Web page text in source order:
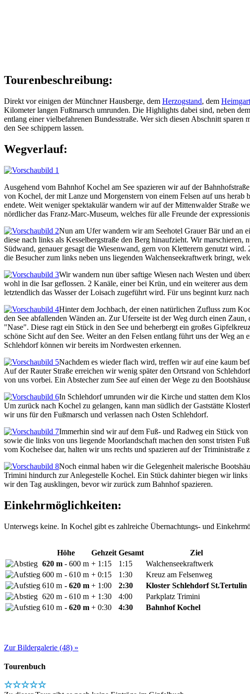
Tourenbeschreibung:
Direkt vor einigen der Münchner Hausberge, dem Herzogstand, dem
Kilometer langen Fußmarsch umrunden. Die Highlights dabei sind, neben
entlang einer vielbefahrenen Bundesstraße. Wer sich diesen Abschnitt
den See schippern lassen.
Wegverlauf:
Ausgehend vom Bahnhof Kochel am See spazieren wir auf der
von Kochel, der mit Lanze und Morgenstern von einem Felsen auf uns
endete. Weit weniger spektakulär wandern wir auf der Mittenwalder Straße
nördlicher das Franz-Marc-Museum, welches für alle Freunde der
Nun am Ufer wandern wir am Seehotel Grauer Bär und an
diese nach links als Kesselbergstraße den Berg hinaufzieht. Wir
Südwand, genauer gesagt die Wiesenwand, gern von Kletterern genutzt
die Besucher zum links neben uns liegenden Walchenseekraftwerk bringt,
Wir wandern nun über saftige Wiesen nach Westen und
wohl in die Isar geflossen. 2 Kanäle, einer bei Krün, und ein weiterer aus
letztendlich das Wasser der Loisach zugeführt wird. Für uns beginnt kurz
Hinter dem Jochbach, der einen natürlichen Zufluss zum
den See abfallenden Wänden an. Zur Uferseite ist der Weg durch einen
"Nase". Diese ragt ein Stück in den See und beherbergt ein großes
schöne Sicht auf den See. Weiter an den Felsen entlang führt uns der Weg
Schlehdorf können wir bereits im Nordwesten erkennen.
Nachdem es wieder flach wird, treffen wir auf eine kaum
Auf der Rauter Straße erreichen wir wenig später den Ortsrand von
von uns vorbei. Ein Abstecher zum See auf einen der Wege zu den
In Schlehdorf umrunden wir die Kirche und statten dem
Um zurück nach Kochel zu gelangen, kann man südlich der Gaststätte
wir uns für den Fußmarsch und verlassen nach Osten Schlehdorf.
Immerhin sind wir auf dem Fuß- und Radweg ein Stück
sowie die links von uns liegende Moorlandschaft machen den sonst tristen
vom Kochelsee dar, halten wir uns rechts und spazieren auf der Triministraße
Noch einmal haben wir die Gelegenheit malerische
Trimini hindurch zur Anlegestelle Kochel. Ein Stück dahinter biegen wir
wir den Tag ausklingen, bevor wir zurück zum Bahnhof spazieren.
Einkehrmöglichkeiten:
Unterwegs keine. In Kochel gibt es zahlreiche Übernachtungs- und
Höhe Gehzeit Gesamt
Ziel
620 m - 600 m + 1:15 1:15
Walchenseekraftwerk
600 m - 610 m + 0:15 1:30
Kreuz am Felsenweg
610 m - 620 m + 1:00 2:30
Kloster Schlehdorf St.Tertulin
620 m - 610 m + 1:30 4:00
Parkplatz Trimini
610 m - 620 m + 0:30 4:30 Bahnhof Kochel
Zur Bildergalerie (48) »
Tourenbuch
☆☆☆☆☆